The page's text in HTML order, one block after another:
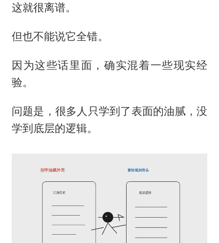
这就很离谱。
但也不能说它全错。
因为这些话里面，确实混着一些现实经
验。
问题是，很多人只学到了表面的油腻，没
学到底层的逻辑。